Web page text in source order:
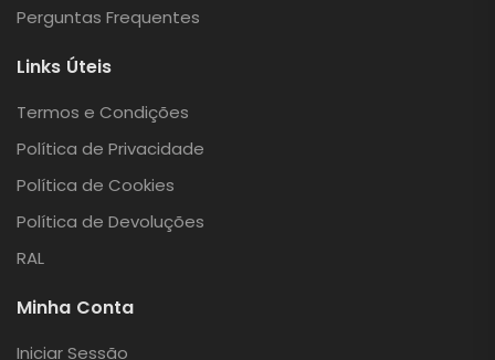
Perguntas Frequentes
Links Úteis
Termos e Condições
Política de Privacidade
Política de Cookies
Política de Devoluções
RAL
Minha Conta
Iniciar Sessão